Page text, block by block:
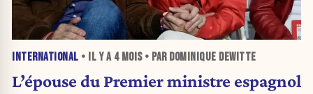
INTERNATIONAL • IL Y A 4 MOIS• PAR DOMINIQUE DEWITTE
L’épouse du Premier ministre espagnol